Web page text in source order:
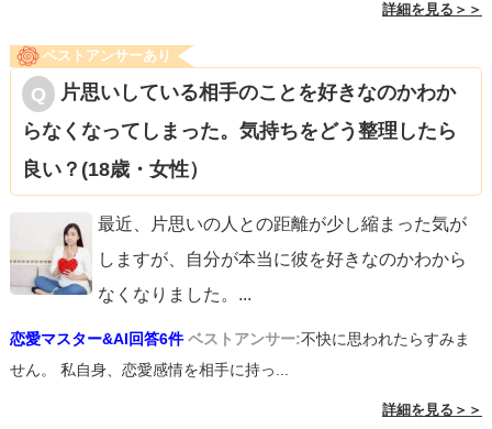
詳細を見る＞＞
ベストアンサーあり
片思いしている相手のことを好きなのかわか
らなくなってしまった。気持ちをどう整理したら
良い？(18歳・女性）
最近、片思いの人との距離が少し縮まった気が
しますが、自分が本当に彼を好きなのかわから
なくなりました。 ...
恋愛マスター&AI回答6件 ベストアンサー:不快に思われたらすみま
せん。 私自身、恋愛感情を相手に持っ...
詳細を見る＞＞